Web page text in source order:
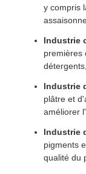
y compris
Industrie
premières
Industrie
plâtre et
améliorer
Industrie
pigments
qualité du